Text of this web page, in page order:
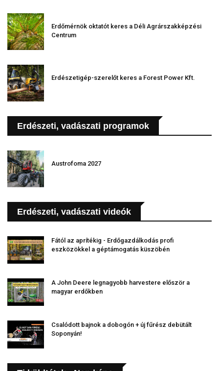
Erdőmérnök oktatót keres a Déli Agrárszakképzési
Centrum
Erdészetigép-szerelőt keres a Forest Power Kft.
Erdészeti, vadászati programok
Austrofoma 2027
Erdészeti, vadászati videók
Fától az aprítékig - Erdőgazdálkodás profi
eszközökkel a géptámogatás küszöbén
A John Deere legnagyobb harvestere először a
magyar erdőkben
Csalódott bajnok a dobogón + új fűrész debütált
Soponyán!